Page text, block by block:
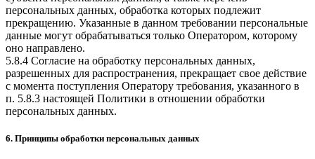
персональных данных, обработка которых подлежит
прекращению. Указанные в данном требовании персональные
данные могут обрабатываться только Оператором, которому
оно направлено.
5.8.4 Согласие на обработку персональных данных,
разрешенных для распространения, прекращает свое действие
с момента поступления Оператору требования, указанного в
п. 5.8.3 настоящей Политики в отношении обработки
персональных данных.
6. Принципы обработки персональных данных